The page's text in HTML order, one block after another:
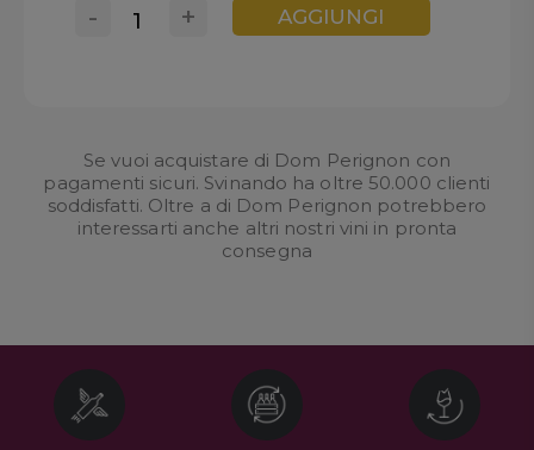
+
- AGGIUNGI
Se vuoi acquistare di Dom Perignon con
pagamenti sicuri. Svinando ha oltre 50.000 clienti
soddisfatti. Oltre a di Dom Perignon potrebbero
interessarti anche altri nostri vini in pronta
consegna